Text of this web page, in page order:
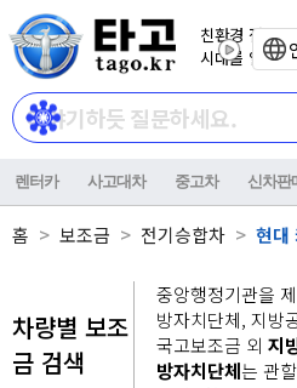
친환경 전기자
시대를 열어갑
렌터카 사고대차 중고차 신차판
홈 보조금 전기승합차 현대
차량별 보조
금 검색
중앙행정기관을
방자치단체, 지방
국고보조금 외 지
방자치단체는 관